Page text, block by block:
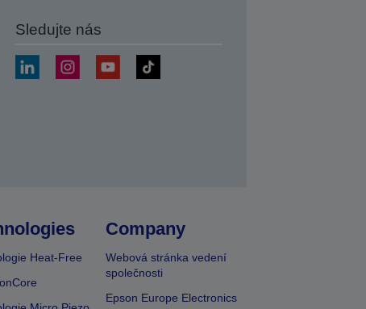
Sledujte nás
Heat-Free
Company
Webová stránka vedení
společnosti
Epson Europe Electronics